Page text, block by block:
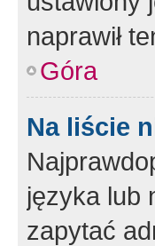
naprawił
Góra
Na liście
języka lub
zapytać